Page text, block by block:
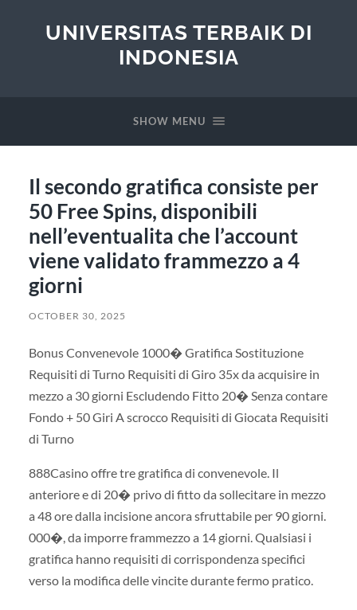
UNIVERSITAS TERBAIK DI
INDONESIA
SHOW MENU
Il secondo gratifica consiste per
50 Free Spins, disponibili
nell’eventualita che l’account
viene validato frammezzo a 4
giorni
OCTOBER 30, 2025
Bonus Convenevole 1000� Gratifica Sostituzione
Requisiti di Turno Requisiti di Giro 35x da acquisire in
mezzo a 30 giorni Escludendo Fitto 20� Senza contare
Fondo + 50 Giri A scrocco Requisiti di Giocata Requisiti
di Turno
888Casino offre tre gratifica di convenevole. Il
anteriore e di 20� privo di fitto da sollecitare in mezzo
a 48 ore dalla incisione ancora sfruttabile per 90 giorni.
000�, da imporre frammezzo a 14 giorni. Qualsiasi i
gratifica hanno requisiti di corrispondenza specifici
verso la modifica delle vincite durante fermo pratico.